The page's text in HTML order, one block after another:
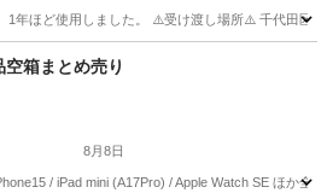
1年ほど使用しました。 ⚠️受け渡し場所⚠️ 千代田区
その他 ネジ
箱まとめ売り
8月8日
/ iPad mini (A17Pro) / Apple Watch SE ほ